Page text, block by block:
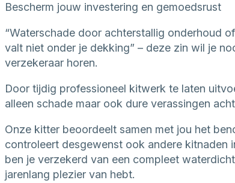
Bescherm jouw investering en gemoedsrust
“Waterschade door achterstallig onderhoud
valt niet onder je dekking” – deze zin wil je
verzekeraar horen.
Door tijdig professioneel kitwerk te laten
alleen schade maar ook dure verassingen
Onze kitter beoordeelt samen met jou het
controleert desgewenst ook andere kitnaden
ben je verzekerd van een compleet
jarenlang plezier van hebt.